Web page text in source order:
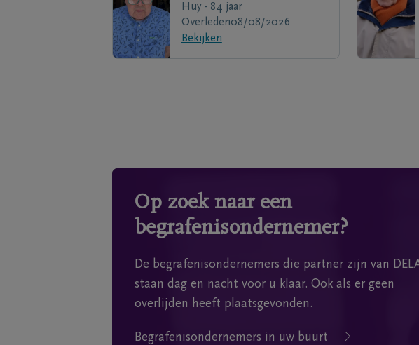
Huy - 84 jaar
Overleden08/08/2026
Bekijken
Op zoek naar een
begrafenisondernemer?
De begrafenisondernemers die partner zijn van
staan dag en nacht voor u klaar. Ook als er geen
overlijden heeft plaatsgevonden.
Begrafenisondernemers in uw buurt